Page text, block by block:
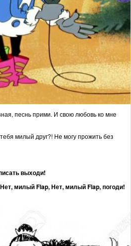
песнь прими. И свою любовь ко мне
милый друг?! Не могу прожить без
выходи!
милый Flap, Нет, милый Flap, погоди!